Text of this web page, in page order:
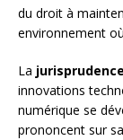
du droit à
environnement
La jurisprudence
innovations
numérique se
prononcent sur